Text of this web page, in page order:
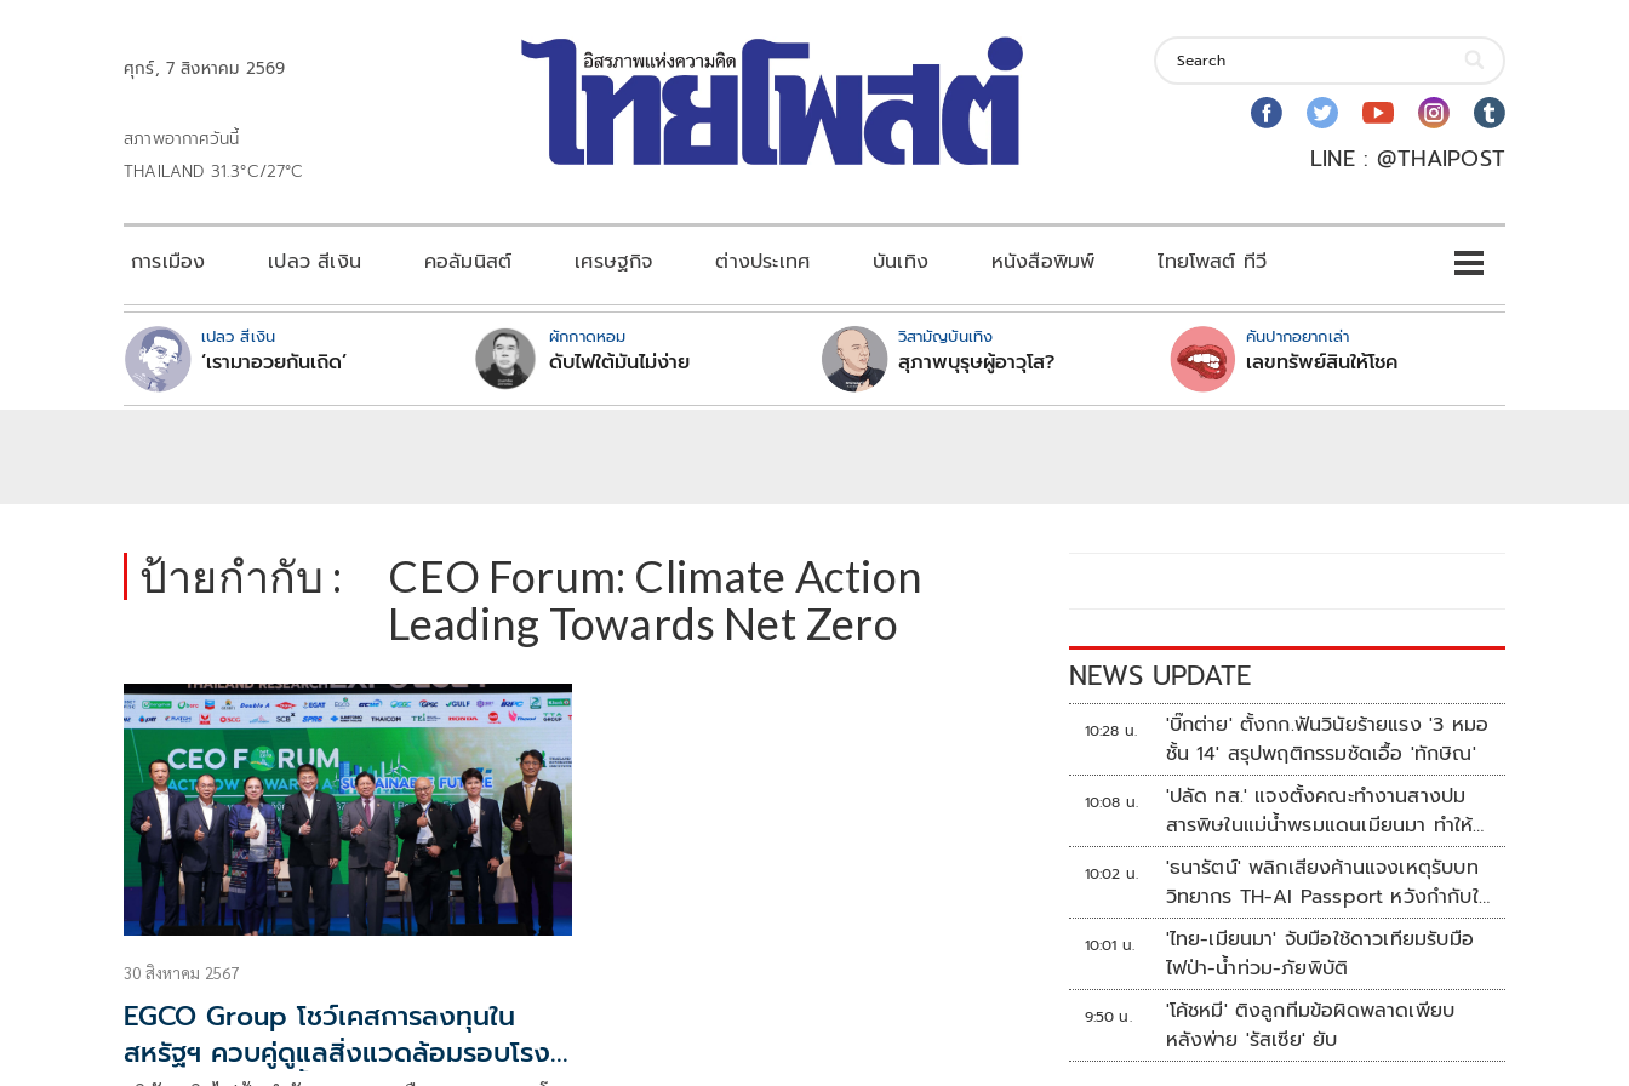
ศุกร์, 7 สิงหาคม 2569
สภาพอากาศวันนี้
THAILAND 31.3°C/27°C
LINE : @THAIPOST
การเมือง เปลว สีเงิน คอลัมนิสต์ เศรษฐกิจ ต่างประเทศ บันเทิง หนังสือพิมพ์ ไทยโพสต์ ทีวี
เปลว สีเงิน
‘เรามาอวยกันเถิด’
ผักกาดหอม
ดับไฟใต้มันไม่ง่าย
วิสามัญบันเทิง
สุภาพบุรุษผู้อาวุโส?
คันปากอยากเล่า
เลขทรัพย์สินให้โชค
ป้ายกำกับ :
CEO Forum: Climate Action
Leading Towards Net Zero
30 สิงหาคม 2567
EGCO Group โชว์เคสการลงทุนใน
สหรัฐฯ ควบคู่ดูแลสิ่งแวดล้อมรอบโรง
NEWS UPDATE
10:28 น.
'บิ๊กต่าย' ตั้งกก.ฟันวินัยร้ายแรง '3 หมอ
ชั้น 14' สรุปพฤติกรรมชัดเอื้อ 'ทักษิณ'
10:08 น.
'ปลัด ทส.' แจงตั้งคณะทำงานสางปม
สารพิษในแม่น้ำพรมแดนเมียนมา ทำให้
แก้ปัญหารวดเร็ว
10:02 น.
'ธนารัตน์' พลิกเสียงค้านแจงเหตุรับบท
วิทยากร TH-AI Passport หวังกำกับใช้
งบเหมาะสม ชูจุดเด่นคนไทยได้ใช้ AI
ระดับโปร ลดเหลื่อมล้ำทางเทคโนโลยี
เซฟงบไปกว่า900ล้าน เชื่อหากใช้เต็มที่
เอกชนขาดทุนย่อยยับ
10:01 น.
'ไทย-เมียนมา' จับมือใช้ดาวเทียมรับมือ
ไฟป่า-น้ำท่วม-ภัยพิบัติ
9:50 น.
'โค้ชหมี' ติงลูกทีมข้อผิดพลาดเพียบ
หลังพ่าย 'รัสเซีย' ยับ